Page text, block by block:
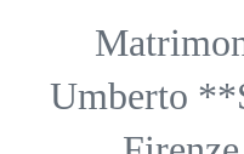
Umberto